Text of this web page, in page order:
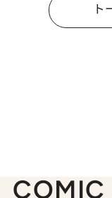
ト
COMIC